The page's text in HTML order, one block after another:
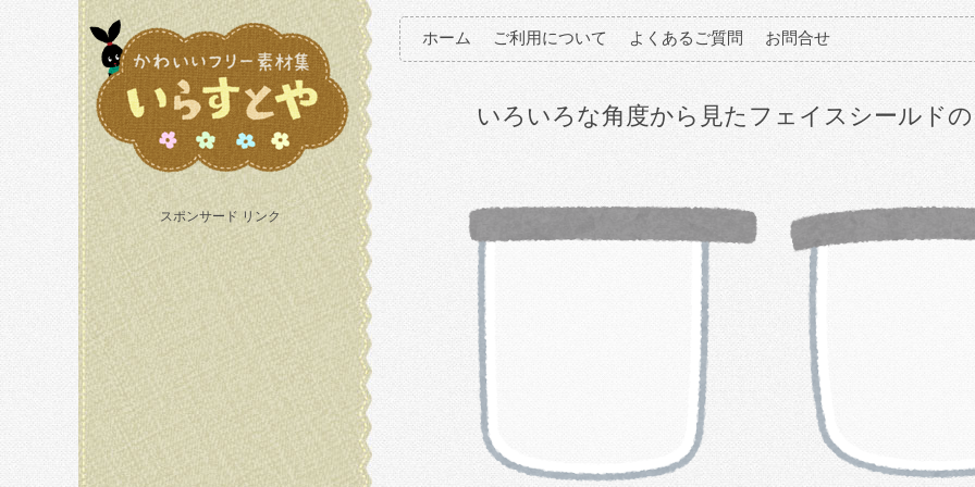
スポンサード リンク
ホーム ご利用について よくあるご質問 お問合せ
いろいろな角度から見たフェイスシールド